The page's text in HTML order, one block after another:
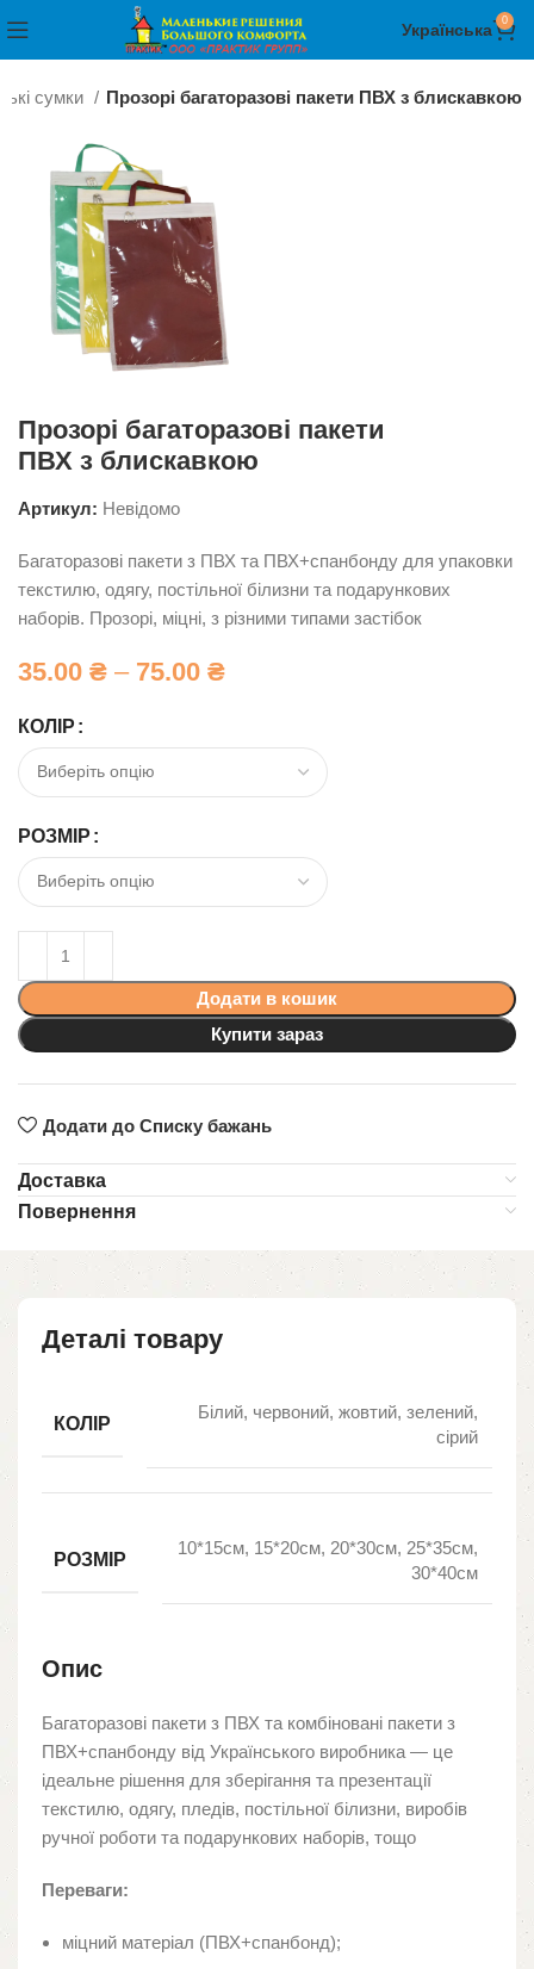
Українська 0
сумки Прозорі багаторазові пакети ПВХ з блискавкою
Прозорі багаторазові пакети
ПВХ з блискавкою
Артикул: Невідомо
Багаторазові пакети з ПВХ та ПВХ+спанбонду для упаковки
текстилю, одягу, постільної білизни та подарункових
наборів. Прозорі, міцні, з різними типами застібок
35.00₴ – 75.00₴
КОЛІР
РОЗМІР
Додати в кошик
Купити зараз
Додати до Списку бажань
Доставка
Повернення
Деталі товару
КОЛІР
Білий, червоний, жовтий, зелений,
сірий
РОЗМІР
10*15см, 15*20см, 20*30см, 25*35см,
30*40см
Опис
Багаторазові пакети з ПВХ та комбіновані пакети з
ПВХ+спанбонду від Українського виробника — це
ідеальне рішення для зберігання та презентації
текстилю, одягу, пледів, постільної білизни, виробів
ручної роботи та подарункових наборів, тощо
Переваги:
міцний матеріал (ПВХ+спанбонд);